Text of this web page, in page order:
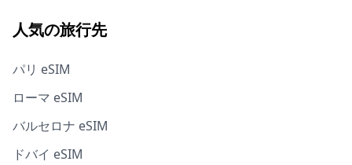
人気の旅行先
パリ eSIM
ローマ eSIM
バルセロナ eSIM
ドバイ eSIM